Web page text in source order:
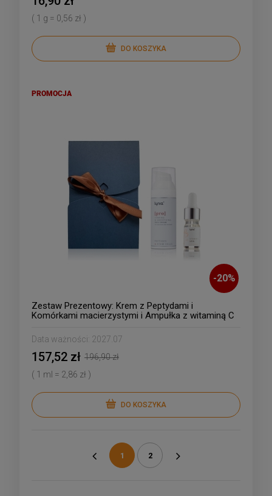
( 1 g = 0,56 zł )
DO KOSZYKA
-20%
Zestaw Prezentowy: Krem z Peptydami i
Komórkami macierzystymi i Ampułka z witaminą C
Data ważności: 2027.07
157,52 zł 196,90 zł
( 1 ml = 2,86 zł )
DO KOSZYKA
PROMOCJA
1 2